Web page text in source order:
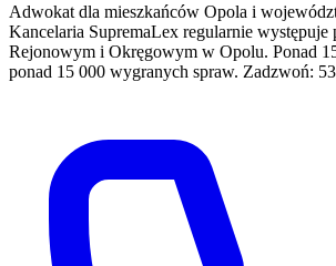
Adwokat dla mieszkańców Opola i
Kancelaria SupremaLex regularnie występuje
Rejonowym i Okręgowym w Opolu. Ponad
ponad 15 000 wygranych spraw. Zadzwoń: